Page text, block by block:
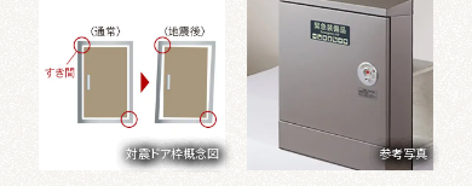
対震ドア枠概念図 参考写真